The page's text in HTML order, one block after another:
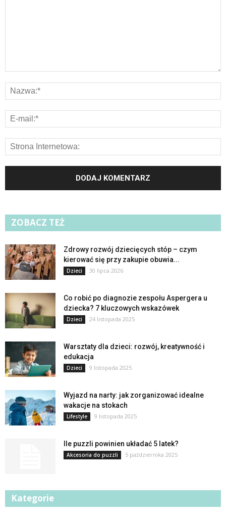
ZOBACZ TEŻ
Zdrowy rozwój dziecięcych stóp – czym
kierować się przy zakupie obuwia...
Dzieci 30 lipca 2026
Co robić po diagnozie zespołu Aspergera u
dziecka? 7 kluczowych wskazówek
Dzieci 24 listopada 2025
Warsztaty dla dzieci: rozwój, kreatywność i
edukacja
Dzieci 9 listopada 2025
Wyjazd na narty: jak zorganizować idealne
wakacje na stokach
Lifestyle 9 listopada 2025
Ile puzzli powinien układać 5 latek?
Akcesoria do puzzli 5 października 2025
Kategorie